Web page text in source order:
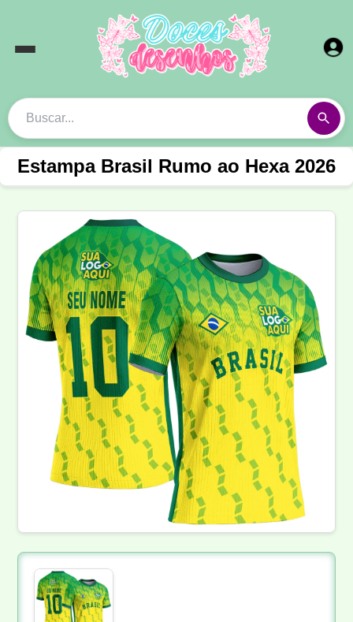
Estampa Brasil Rumo ao Hexa 2026